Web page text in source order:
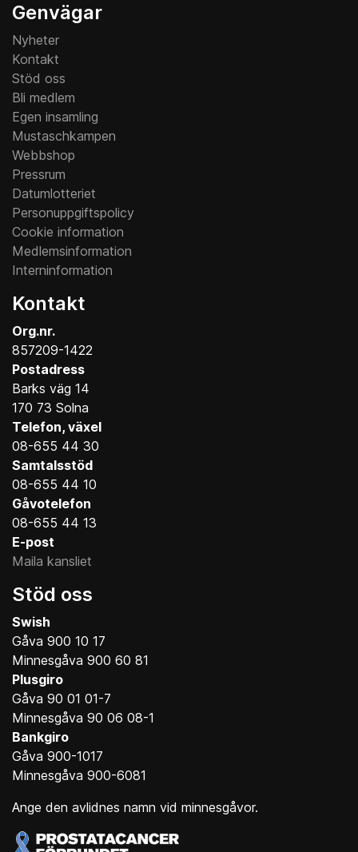
Genvägar
Nyheter
Kontakt
Stöd oss
Bli medlem
Egen insamling
Mustaschkampen
Webbshop
Pressrum
Datumlotteriet
Personuppgiftspolicy
Cookie information
Medlemsinformation
Interninformation
Kontakt
Org.nr.
857209-1422
Postadress
Barks väg 14
170 73 Solna
Telefon, växel
08-655 44 30
Samtalsstöd
08-655 44 10
Gåvotelefon
08-655 44 13
E-post
Maila kansliet
Stöd oss
Swish
Gåva 900 10 17
Minnesgåva 900 60 81
Plusgiro
Gåva 90 01 01-7
Minnesgåva 90 06 08-1
Bankgiro
Gåva 900-1017
Minnesgåva 900-6081
Ange den avlidnes namn vid minnesgåvor.